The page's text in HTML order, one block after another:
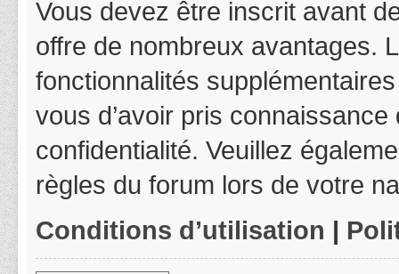
Vous devez être inscrit avant
offre de nombreux avantages.
fonctionnalités
vous d’avoir pris
confidentialité. Veuillez
règles du forum lors de votre
Conditions d’utilisation |